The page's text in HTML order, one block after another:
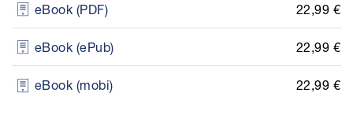
eBook (PDF) 22,99 €
eBook (ePub) 22,99 €
eBook (mobi) 22,99 €